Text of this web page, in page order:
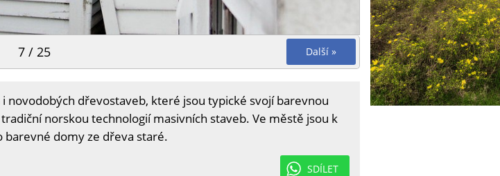
Další »
7 / 25
novodobých dřevostaveb, které jsou typické svojí barevnou
norskou technologií masivních staveb. Ve městě jsou k
barevné domy ze dřeva staré.
SDÍLET